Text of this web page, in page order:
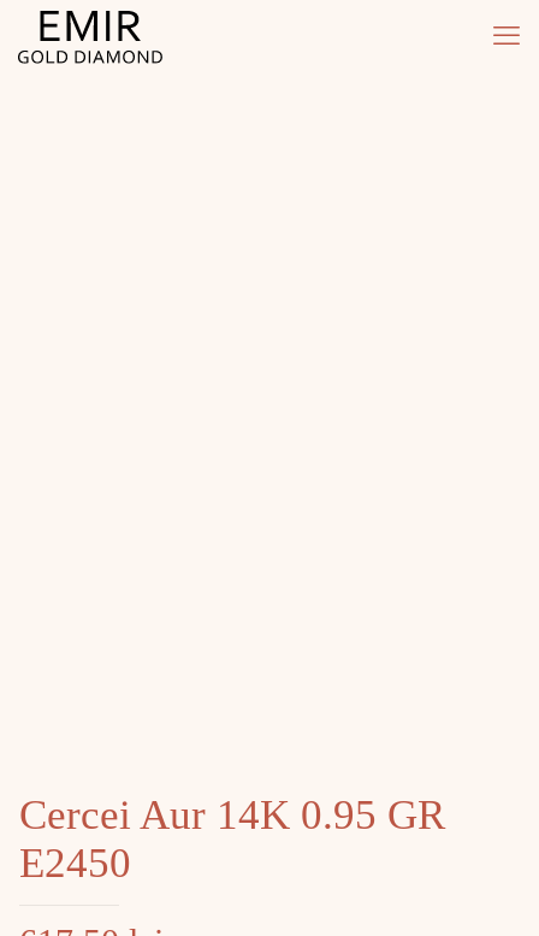
Cercei Aur 14K 0.95 GR
E2450